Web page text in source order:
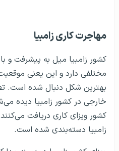
مهاجرت کاری زامبیا
کشور زامبیا میل به پیشرفت و
مختلفی دارد و این یعنی
بهترین شکل دنبال شده است.
خارجی در کشور زامبیا دیده
کشور ویزای کاری دریافت
زامبیا دسته‌بندی شده است.